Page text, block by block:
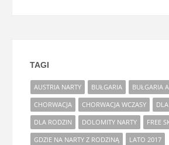
TAGI
AUSTRIA NARTY BUŁGARIA
BUŁGARIA
CHORWACJA
CHORWACJA WCZASY
DLA RODZIN
DOLOMITY NARTY
FREE
GDZIE NA NARTY Z RODZINĄ
LATO 2017